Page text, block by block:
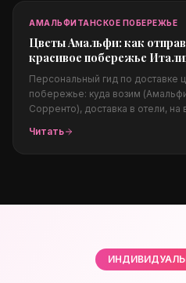
АМАЛЬФИТАНСКОЕ ПОБЕРЕЖЬЕ
Цветы Амальфи: как
красивое побережье
Равелло
Персональный гид по доставке
побережье: куда возим
Сорренто), доставка в отели, на
какие цветы подходят климату,
Читать